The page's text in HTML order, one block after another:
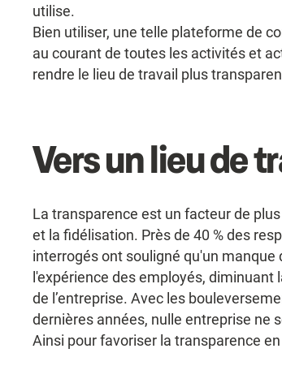
utilise.
Bien utiliser, une telle plateforme de
au courant de toutes les activités et
rendre le lieu de travail plus
Vers un lieu de
La transparence est un facteur de
et la fidélisation. Près de 40 % des
interrogés ont souligné qu'un
l'expérience des employés,
de l’entreprise. Avec les
dernières années, nulle entreprise ne
Ainsi pour favoriser la transparence